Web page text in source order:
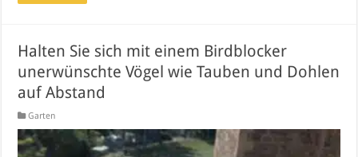
Halten Sie sich mit einem Birdblocker
unerwünschte Vögel wie Tauben und Dohlen
auf Abstand
Garten